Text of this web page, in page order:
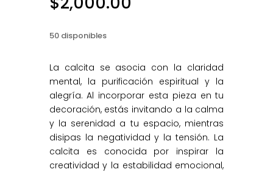
50 disponibles
La calcita se asocia con la claridad
mental, la purificación espiritual y la
alegría. Al incorporar esta pieza en tu
decoración, estás invitando a la calma
y la serenidad a tu espacio, mientras
disipas la negatividad y la tensión. La
calcita es conocida por inspirar la
creatividad y la estabilidad emocional,